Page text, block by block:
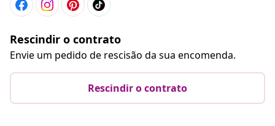
Rescindir o contrato
Envie um pedido de rescisão da sua encomenda.
Rescindir o contrato